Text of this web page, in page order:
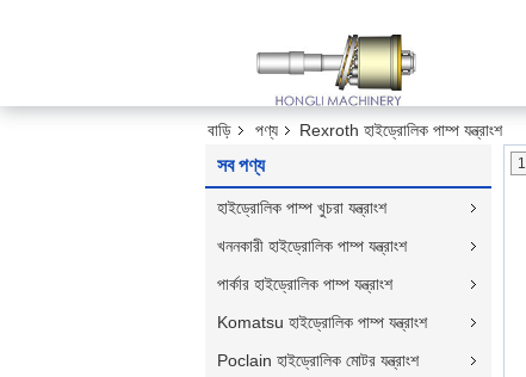
বাড়ি পণ্য Rexroth হাইড্রোলিক পাম্প যন্ত্রাংশ
সব পণ্য
হাইড্রোলিক পাম্প খুচরা যন্ত্রাংশ
খননকারী হাইড্রোলিক পাম্প যন্ত্রাংশ
পার্কার হাইড্রোলিক পাম্প যন্ত্রাংশ
Komatsu হাইড্রোলিক পাম্প যন্ত্রাংশ
Poclain হাইড্রোলিক মোটর যন্ত্রাংশ
1